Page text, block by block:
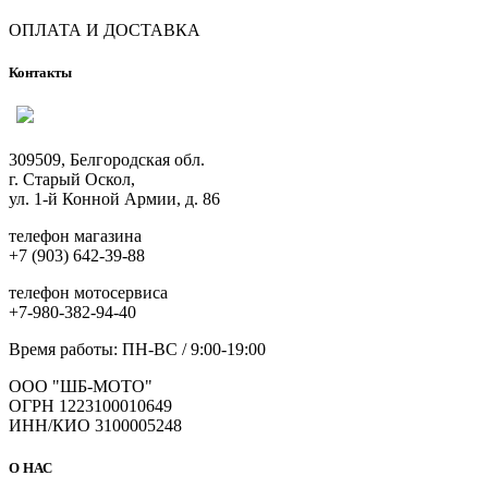
ОПЛАТА И ДОСТАВКА
Контакты
309509, Белгородская обл.
г. Старый Оскол,
ул. 1-й Конной Армии, д. 86
телефон магазина
+7 (903) 642-39-88
телефон мотосервиса
+7-980-382-94-40
Время работы: ПН-ВС / 9:00-19:00
ООО "ШБ-МОТО"
ОГРН 1223100010649
ИНН/КИО 3100005248
О НАС